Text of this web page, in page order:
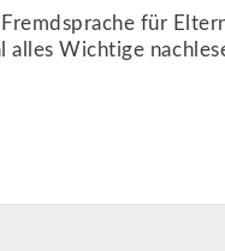
für
alles Wichtige